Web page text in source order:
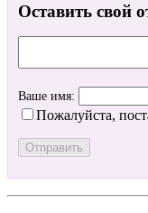
Оставить свой
Ваше имя:
Пожалуйста,